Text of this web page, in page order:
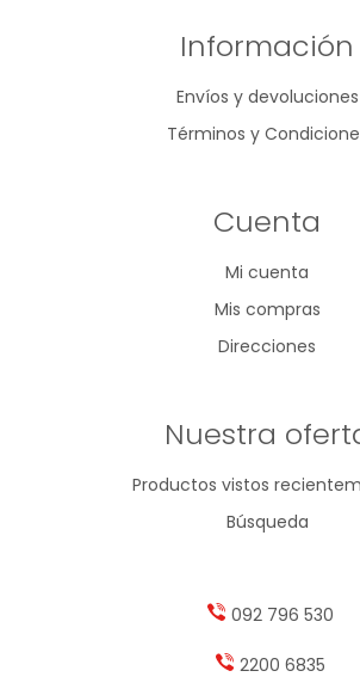
Información
Envíos y devoluciones
Términos y
Cuenta
Mi cuenta
Mis compras
Direcciones
Nuestra
Productos vistos
Búsqueda
092 796 530
2200 6835